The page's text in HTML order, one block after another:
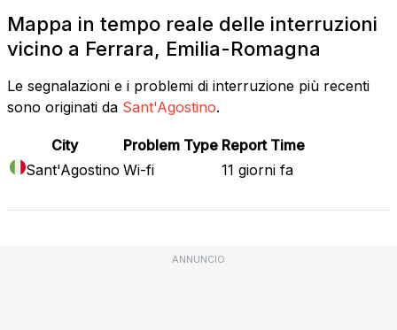
Mappa in tempo reale delle interruzioni
vicino a Ferrara, Emilia-Romagna
Le segnalazioni e i problemi di interruzione più recenti
sono originati da Sant'Agostino.
City Problem Type Report Time
Sant'Agostino Wi-fi 11 giorni fa
ANNUNCIO